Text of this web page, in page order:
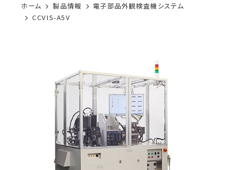
ホーム 製品情報
電子部品外観検査機システム
CCVIS-A5V